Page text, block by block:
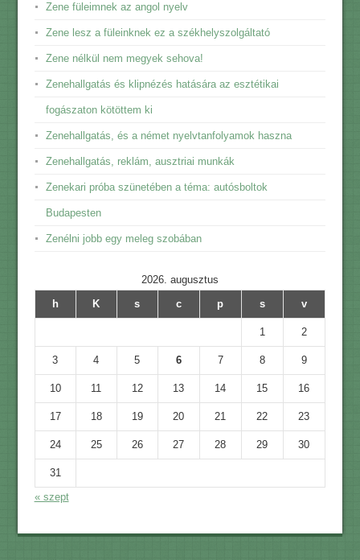
Zene füleimnek az angol nyelv
Zene lesz a füleinknek ez a székhelyszolgáltató
Zene nélkül nem megyek sehova!
Zenehallgatás és klipnézés hatására az esztétikai
fogászaton kötöttem ki
Zenehallgatás, és a német nyelvtanfolyamok haszna
Zenehallgatás, reklám, ausztriai munkák
Zenekari próba szünetében a téma: autósboltok
Budapesten
Zenélni jobb egy meleg szobában
2026. augusztus
h
K s c p s v
1 2
3 4 5 6 7 8 9
10 11 12 13 14 15 16
17 18 19 20 21 22 23
24 25 26 27 28 29 30
31
« szept